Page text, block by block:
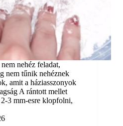
nehéz feladat,
nem tűnik nehéznek
amit a háziasszonyok
A rántott mellet
3 mm-esre klopfolni,